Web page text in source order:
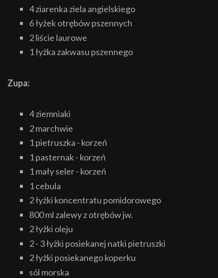
4 ziarenka ziela angielskiego
6 łyżek otrębów pszennych
2 liście laurowe
1 łyżka zakwasu pszennego
Zupa:
4 ziemniaki
2 marchwie
1 pietruszka - korzeń
1 pasternak - korzeń
1 mały seler - korzeń
1 cebula
2 łyżki koncentratu pomidorowego
800 ml zalewy z otrębów jw.
2 łyżki oleju
2 - 3 łyżki posiekanej natki pietruszki
2 łyżki posiekanego koperku
sól morska